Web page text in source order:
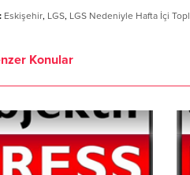
Eskişehir, LGS, LGS Nedeniyle Hafta İçi
Konular